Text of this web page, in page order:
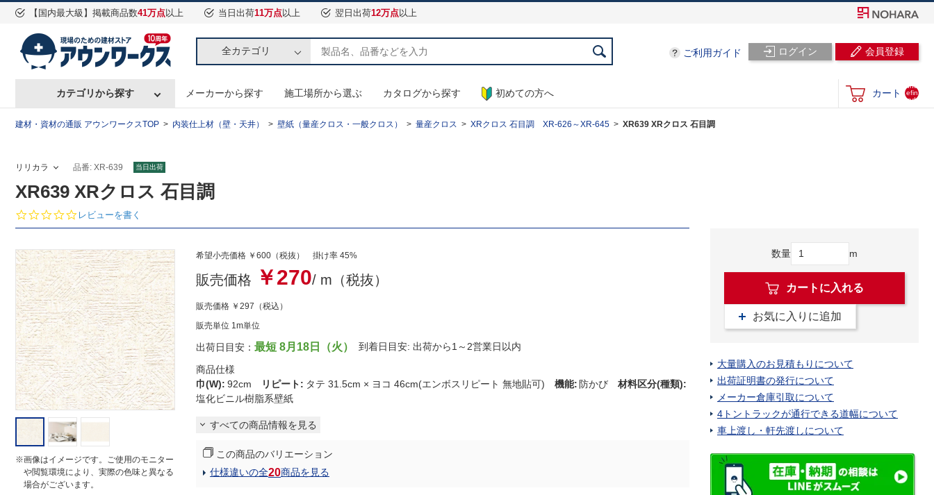
【国内最大級】掲載商品数41万点以上 当日出荷11万点以上 翌日出荷12万点以上
全カテゴリ ログイン 会員登録
ご利用ガイド
カテゴリから探す メーカーから探す 施工場所から選ぶ カタログから探す 初めての方へ カート
und
efin
ed
建材・資材の通販 アウンワークスTOP 内装仕上材（壁・天井） 壁紙（量産クロス・一般クロス） 量産クロス XRクロス 石目調 XR-626～XR-645 XR639 XRクロス 石目調
リリカラ 品番: XR-639 当日出荷
XR639 XRクロス 石目調
0.
0
t
a
r
r
a
t
i
n
g
レビューを書く
※画像はイメージです。ご使用のモニター
や閲覧環境により、実際の色味と異なる
場合がございます。
希望小売価格 ￥600（税抜） 掛け率 45%
販売価格 ￥270/ m（税抜）
販売価格 ￥297 （税込）
販売単位 1m単位
出荷日目安： 最短 8月18日（火） 到着日目安: 出荷から1～2営業日以内
商品仕様
巾(W): 92cm リピート: タテ 31.5cm × ヨコ 46cm(エンボスリピート 無地貼可) 機能: 防かび材料区分(種類):
塩化ビニル樹脂系壁紙
すべての商品情報を見る
この商品のバリエーション
仕様違いの全20商品を見る
数量 m
カートに入れる
お気に入りに追加
大量購入のお見積もりについて
出荷証明書の発行について
メーカー倉庫引取について
4トントラックが通行できる道幅について
車上渡し・軒先渡しについて